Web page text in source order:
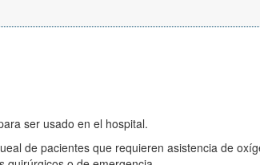
ser usado en el hospital.
de pacientes que requieren asistencia de